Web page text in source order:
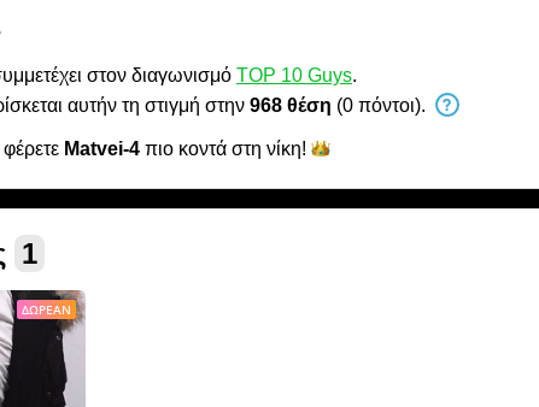
στον διαγωνισμό TOP 10 Guys.
αυτήν τη στιγμή στην 968 θέση (0 πόντοι).
Matvei-4 πιο κοντά στη νίκη!
1
ΔΩΡΕΆΝ